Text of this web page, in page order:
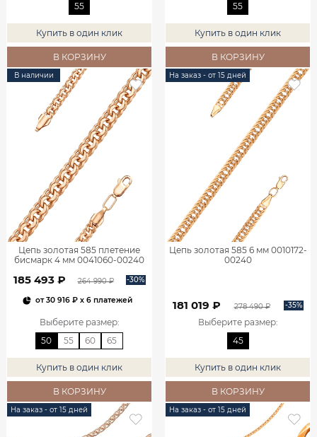
55
Купить в один клик
В КОРЗИНУ
55
Купить в один клик
В КОРЗИНУ
В наличии
Цепь золотая 585 плетение
бисмарк 4 мм 0041060-00240
185 493 ₽ 264 990 ₽ -30%
от30 916 ₽x 6 платежей
Выберите размер:
50
55 60 65
Купить в один клик
В КОРЗИНУ
На заказ - от 15 дней
Цепь золотая 585 6 мм 0010172-
00240
181 019 ₽ 278 490 ₽ -35%
Выберите размер:
45
Купить в один клик
В КОРЗИНУ
На заказ - от 15 дней На заказ - от 15 дней